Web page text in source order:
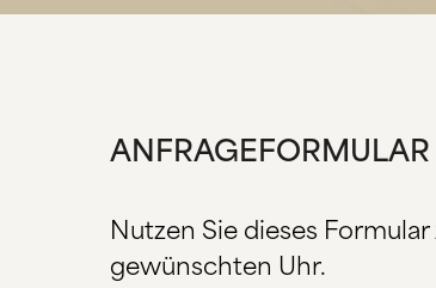
ANFRAGEFORMULAR
Nutzen Sie dieses
gewünschten Uhr.